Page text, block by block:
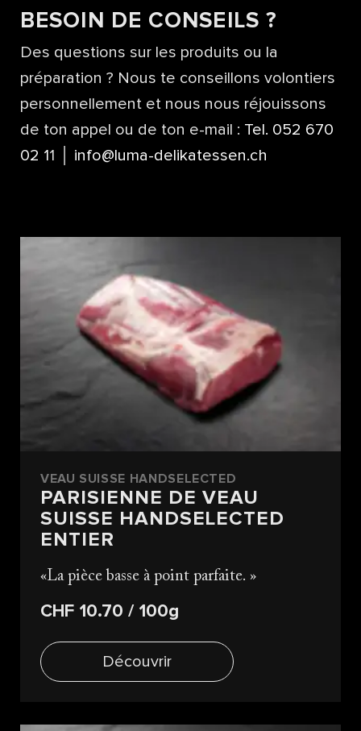
BESOIN DE CONSEILS ?
Des questions sur les produits ou la
préparation ? Nous te conseillons volontiers
personnellement et nous nous réjouissons
de ton appel ou de ton e-mail : Tel. 052 670
02 1 1 │ info@luma-delikatessen.ch
VEAU SUISSE HANDSELECTED
PARISIENNE DE VEAU
SUISSE HANDSELECTED
ENTIER
La pièce basse à point parfaite.
CHF 10.70/ 100g
Découvrir